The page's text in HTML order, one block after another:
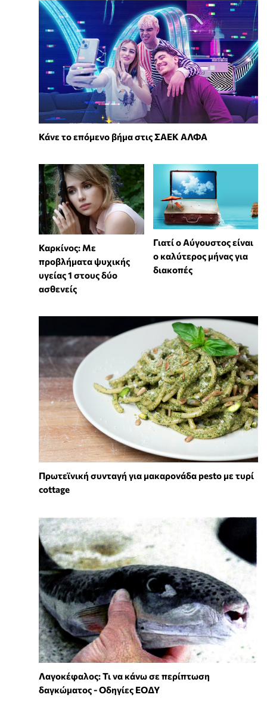
Κάνε το επόμενο βήμα στις ΣΑΕΚ ΑΛΦΑ
Καρκίνος: Με
προβλήματα ψυχικής
υγείας 1 στους δύο
ασθενείς
Γιατί ο Αύγουστος είναι
ο καλύτερος μήνας για
διακοπές
Πρωτεϊνική συνταγή για μακαρονάδα pesto με τυρί
cottage
Λαγοκέφαλος: Τι να κάνω σε περίπτωση
δαγκώματος - Οδηγίες ΕΟΔΥ